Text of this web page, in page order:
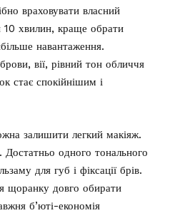
враховувати власний
10 хвилин, краще обрати
навантаження.
вії, рівний тон обличчя
стає спокійнішим і
залишити легкий макіяж.
одного тонального
для губ і фіксації брів.
щоранку довго обирати
б’юті-економія